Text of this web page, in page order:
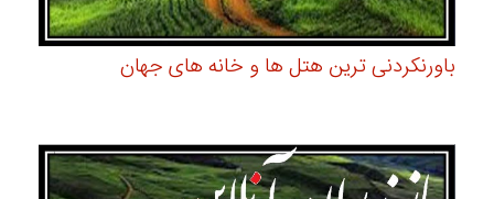
باورنکردنی ترین هتل ها و خانه های جهان